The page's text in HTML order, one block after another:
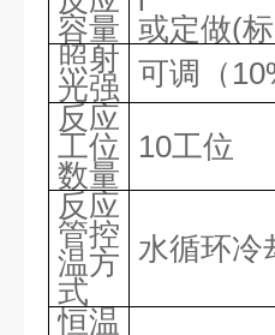
容量 或定做(
照射
光强 可调（
反应
工位
数量
10工位
反应
管控
温方
式
水循环冷
恒温